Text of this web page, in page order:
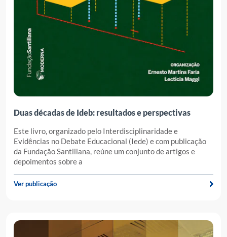
Duas décadas de Ideb: resultados e perspectivas
Este livro, organizado pelo Interdisciplinaridade e
Evidências no Debate Educacional (Iede) e com publicação
da Fundação Santillana, reúne um conjunto de artigos e
depoimentos sobre a
Ver publicação